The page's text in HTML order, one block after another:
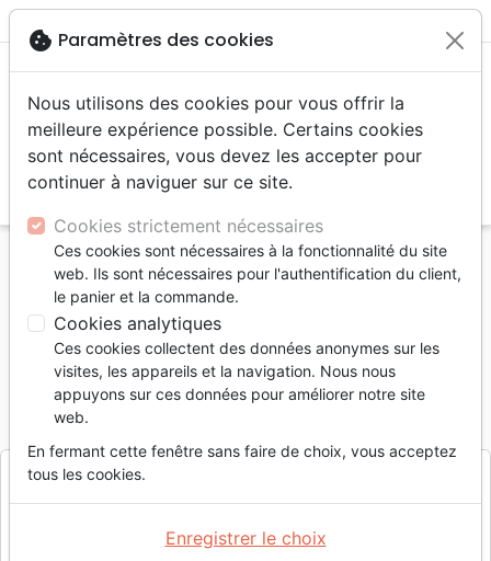
menu
Accueil Jeunesse
0 - 4 ans
Très belle histoire de Moïse (La)
La très belle histoire de Moïse
Illustrateur :Charlotte Tailliandier
RéférenceEMMA3334 EAN9782384333349
Editeur Éditions Emmanuel
cookie Paramètres des cookies
Nous utilisons des cookies pour vous offrir la
meilleure expérience possible. Certains cookies
sont nécessaires, vous devez les accepter pour
continuer à naviguer sur ce site.
Cookies strictement nécessaires
Ces cookies sont nécessaires à la fonctionnalité du site
web. Ils sont nécessaires pour l'authentification du client,
le panier et la commande.
Cookies analytiques
Ces cookies collectent des données anonymes sur les
visites, les appareils et la navigation. Nous nous
appuyons sur ces données pour améliorer notre site
web.
En fermant cette fenêtre sans faire de choix, vous acceptez
tous les cookies.
Enregistrer le choix